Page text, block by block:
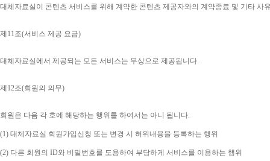
대체자료실이 콘텐츠 서비스를 위해 계약한 콘텐츠 제공자와의 계약종료 및 기타
제 11조(서비스 제공 요금)
대체자료실에서 제공되는 모든 서비스는 무상으로 제공됩니다.
제 12조(회원의 의무)
회원은 다음 각 호에 해당하는 행위를 하여서는 아니 됩니다.
(1) 대체자료실 회원가입신청 또는 변경 시 허위내용을 등록하는 행위
(2) 다른 회원의 ID와 비밀번호를 도용하여 부당하게 서비스를 이용하는 행위